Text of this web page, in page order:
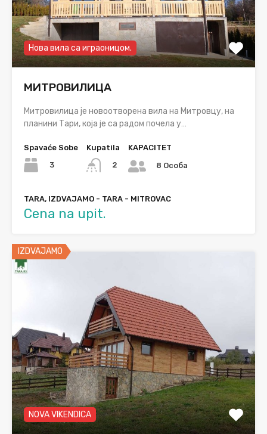
Нова вила са играоницом.
МИТРОВИЛИЦА
Митровилица је новоотворена вила на Митровцу, на
планини Тари, која је са радом почела у…
Spavaće Sobe
3
Kupatila
2
KAPACITET
8 Особа
TARA, IZDVAJAMO - TARA - MITROVAC
Cena na upit.
IZDVAJAMO
NOVA VIKENDICA